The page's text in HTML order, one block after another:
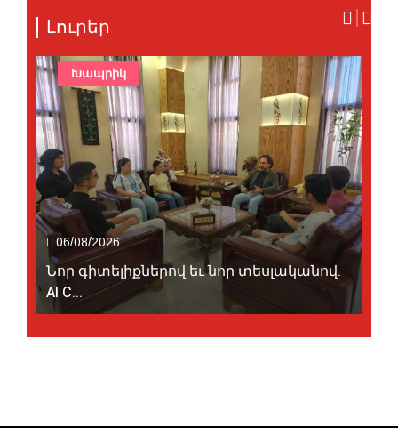
Լուրեր
06/08/2026
Նոր գիտելիքներով եւ նոր տեսլականով.
AI C...
Խապրիկ